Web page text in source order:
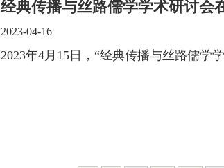
经典传播与丝路儒学学术研讨会
2023-04-16
​2023年4月15日，“经典传播与丝路儒学